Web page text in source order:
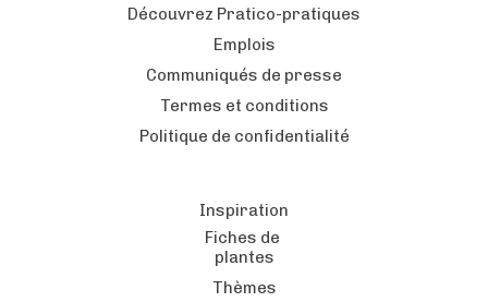
Découvrez Pratico-pratiques
Emplois
Communiqués de presse
Termes et conditions
Politique de confidentialité
Inspiration
Fiches de
plantes
Thèmes